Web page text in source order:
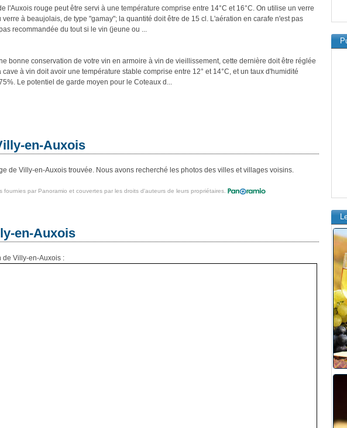
l'Auxois rouge peut être servi à une température comprise entre 14°C et 16°C. On utilise un verre
à beaujolais, de type "gamay"; la quantité doit être de 15 cl. L'aération en carafe n'est pas
recommandée du tout si le vin (jeune ou ...
bonne conservation de votre vin en armoire à vin de vieillissement, cette dernière doit être réglée
cave à vin doit avoir une température stable comprise entre 12° et 14°C, et un taux d'humidité
Le potentiel de garde moyen pour le Coteaux d...
en-Auxois
de Villy-en-Auxois trouvée. Nous avons recherché les photos des villes et villages voisins.
fournies par Panoramio et couvertes par les droits d'auteurs de leurs propriétaires.
en-Auxois
de Villy-en-Auxois :